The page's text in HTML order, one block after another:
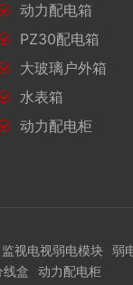
动力配电箱
PZ30配电箱
大玻璃户外箱
水表箱
动力配电柜
监视电视弱电模块 弱
线盒 动力配电柜